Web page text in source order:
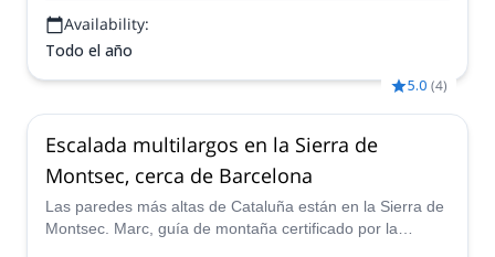
Availability:
Todo el año
5.0 (4)
Escalada multilargos en la Sierra de
Montsec, cerca de Barcelona
Las paredes más altas de Cataluña están en la Sierra de
Montsec. Marc, guía de montaña certificado por la